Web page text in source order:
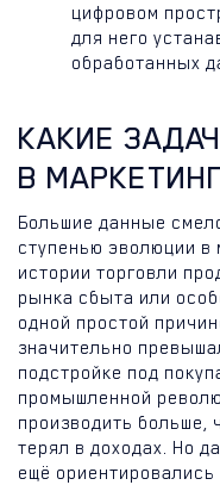
цифровом
для него
обработанных
КАКИЕ
В
Большие данные
ступенью эволюции в
истории торговли
рынка сбыта или
одной простой
значительно
подстройке под
промышленной
производить больше,
терял в доходах. Но
ещё